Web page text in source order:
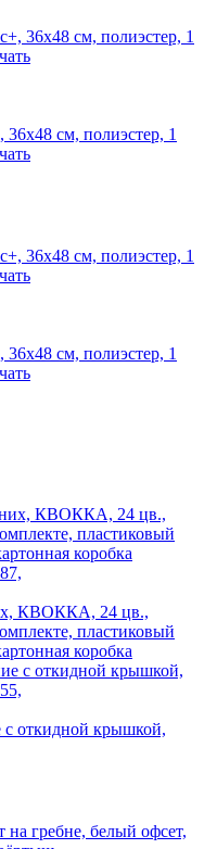
см, полиэстер, 1
см, полиэстер, 1
КВОККА, 24 цв.,
пластиковый
коробка
с откидной крышкой,